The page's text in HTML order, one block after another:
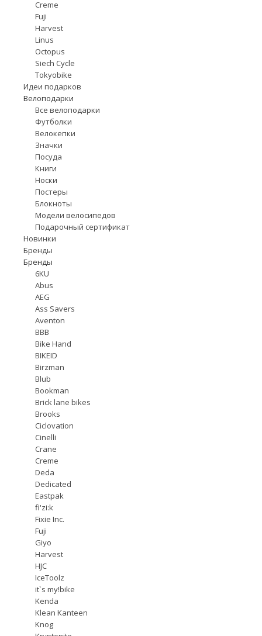
Creme
Fuji
Harvest
Linus
Octopus
Siech Cycle
Tokyobike
Идеи подарков
Велоподарки
Все велоподарки
Футболки
Велокепки
Значки
Посуда
Книги
Носки
Постеры
Блокноты
Модели велосипедов
Подарочный сертификат
Новинки
Бренды
Бренды
6KU
Abus
AEG
Ass Savers
Aventon
BBB
Bike Hand
BIKEID
Birzman
Blub
Bookman
Brick lane bikes
Brooks
Ciclovation
Cinelli
Crane
Creme
Deda
Dedicated
Eastpak
fi'zi:k
Fixie Inc.
Fuji
Giyo
Harvest
HJC
IceToolz
it`s my!bike
Kenda
Klean Kanteen
Knog